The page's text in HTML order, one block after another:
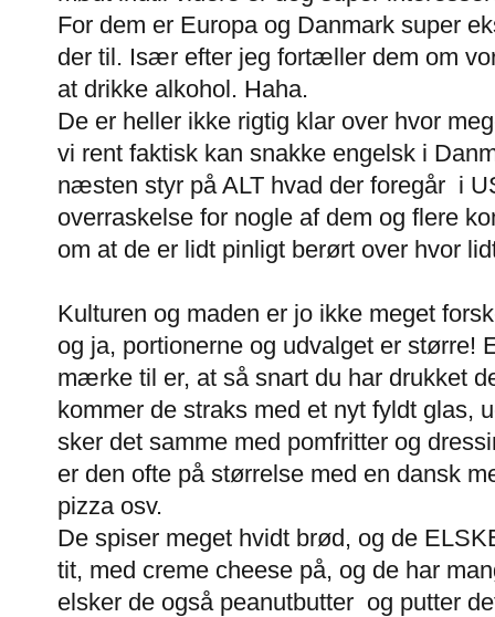
For dem er Europa og Danmark super
der til. Især efter jeg fortæller dem om
at drikke alkohol. Haha.
De er heller ikke rigtig klar over hvor
vi rent faktisk kan snakke engelsk i
næsten styr på ALT hvad der foregår i
overraskelse for nogle af dem og flere
om at de er lidt pinligt berørt over hvor
Kulturen og maden er jo ikke meget
og ja, portionerne og udvalget er større!
mærke til er, at så snart du har drukket
kommer de straks med et nyt fyldt glas,
sker det samme med pomfritter og
er den ofte på størrelse med en dansk
pizza osv.
De spiser meget hvidt brød, og de
tit, med creme cheese på, og de har
elsker de også peanutbutter og putter